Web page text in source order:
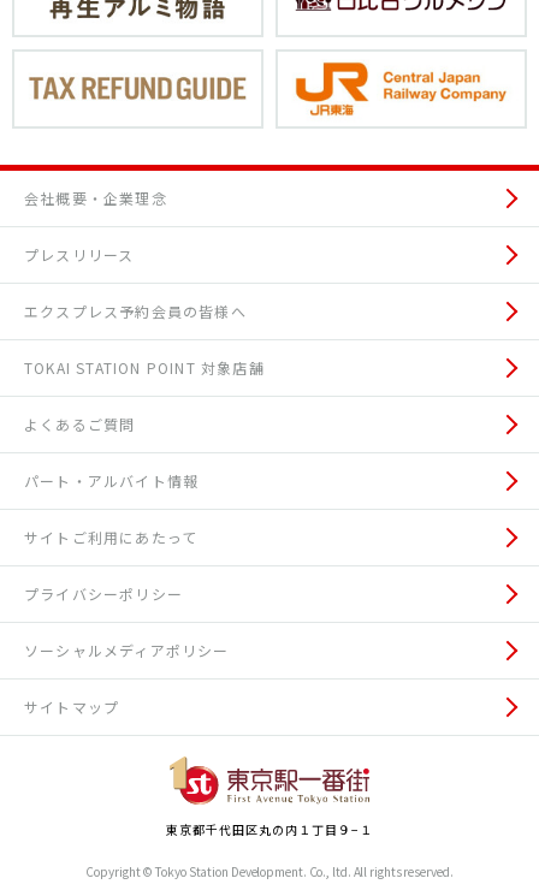
会社概要・企業理念
プレスリリース
エクスプレス予約会員の皆様へ
TOKAI STATION POINT 対象店舗
よくあるご質問
パート・アルバイト情報
サイトご利用にあたって
プライバシーポリシー
ソーシャルメディアポリシー
サイトマップ
東京都千代田区丸の内１丁目９−１
Copyright © Tokyo Station Development. Co., ltd. All rights reserved.